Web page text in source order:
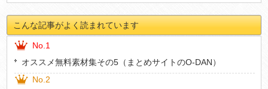
こんな記事がよく読まれています
No.1
オススメ無料素材集その5（まとめサイトのO-DAN）
No.2